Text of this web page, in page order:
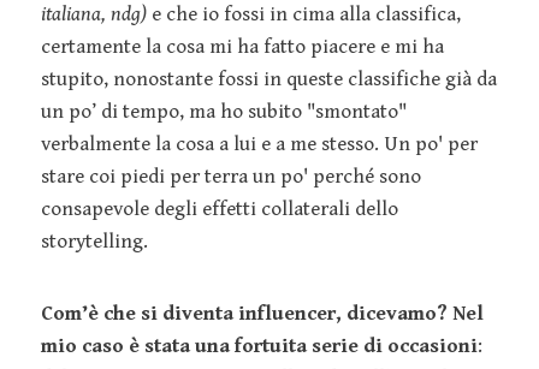
italiana, ndg) e che io fossi in cima alla classifica,
certamente la cosa mi ha fatto piacere e mi ha
stupito, nonostante fossi in queste classifiche già da
un po’ di tempo, ma ho subito "smontato"
verbalmente la cosa a lui e a me stesso. Un po' per
stare coi piedi per terra un po' perché sono
consapevole degli effetti collaterali dello
storytelling.
Com’è che si diventa influencer, dicevamo? Nel
mio caso è stata una fortuita serie di occasioni: